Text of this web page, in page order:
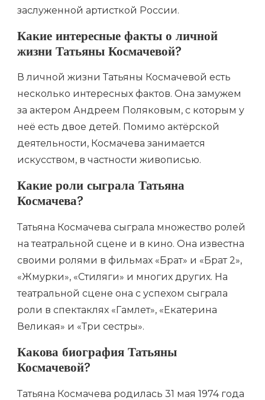
заслуженной артисткой России.
Какие интересные факты о личной
жизни Татьяны Космачевой?
В личной жизни Татьяны Космачевой есть
несколько интересных фактов. Она замужем
за актером Андреем Поляковым, с которым у
неё есть двое детей. Помимо актёрской
деятельности, Космачева занимается
искусством, в частности живописью.
Какие роли сыграла Татьяна
Космачева?
Татьяна Космачева сыграла множество ролей
на театральной сцене и в кино. Она известна
своими ролями в фильмах «Брат» и «Брат 2»,
«Жмурки», «Стиляги» и многих других. На
театральной сцене она с успехом сыграла
роли в спектаклях «Гамлет», «Екатерина
Великая» и «Три сестры».
Какова биография Татьяны
Космачевой?
Татьяна Космачева родилась 31 мая 1974 года